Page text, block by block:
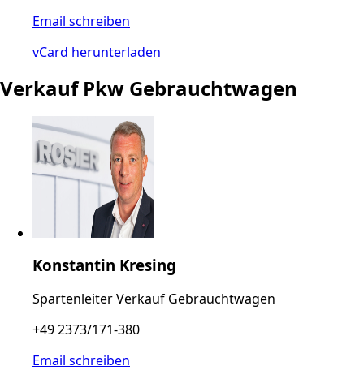
Email schreiben
vCard herunterladen
Verkauf Pkw Gebrauchtwagen
Konstantin Kresing
Spartenleiter Verkauf Gebrauchtwagen
+49 2373/171-380
Email schreiben